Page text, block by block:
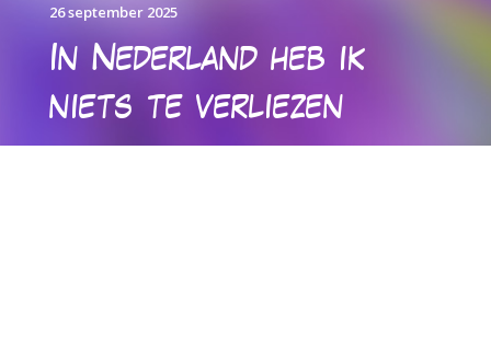
26 september 2025
In Nederland heb ik
niets te verliezen